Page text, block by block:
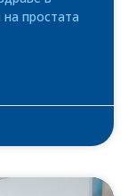
простата